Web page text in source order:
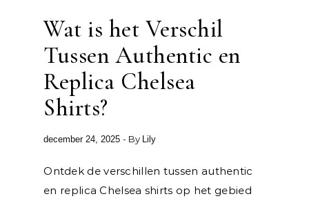
Wat is het Verschil
Tussen Authentic en
Replica Chelsea
Shirts?
december 24, 2025 - By Lily
Ontdek de verschillen tussen authentic
en replica Chelsea shirts op het gebied